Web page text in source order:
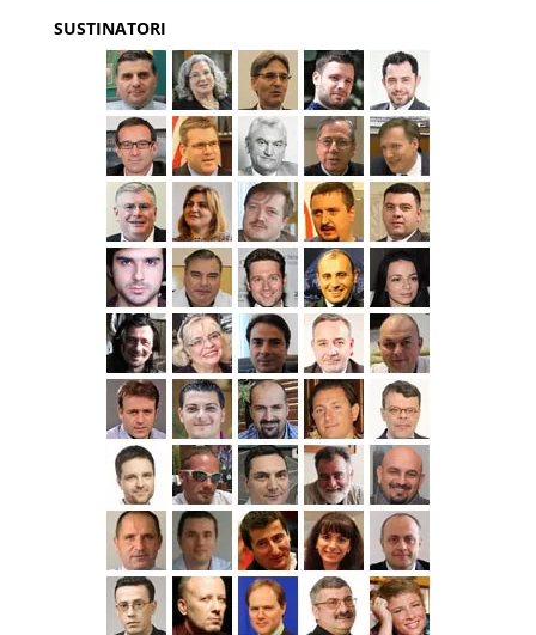
SUSTINATORI